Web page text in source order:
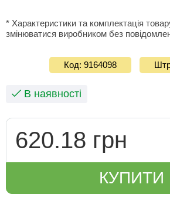
* Характеристики та комплектація
змінюватися виробником без
Код: 9164098
В наявності
620.18 грн
КУПИТИ